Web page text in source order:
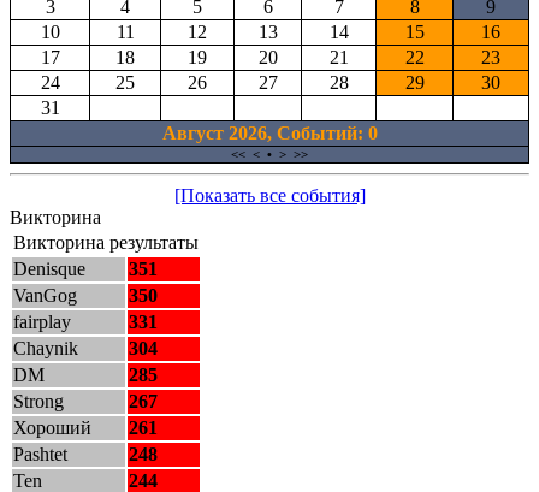
3 4 5 6 7 8
9
10
11 12 13 14 15
16
17
18 19 20 21 22
23
24
25 26 27 28 29
30
31
Август 2026, Cобытий: 0
<< < • > >>
[Показать все события]
Викторина
Викторина результаты
Denisque
351
VanGog
350
fairplay
331
Chaynik
304
DM
285
Strong
267
Хороший
261
Pashtet
248
Ten
244